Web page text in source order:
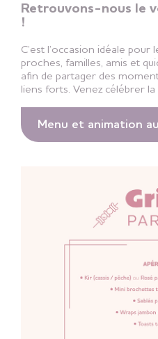
Retrouvons-nous le
!
C’est l’occasion idéale pour
proches, familles, amis et
afin de partager des
liens forts. Venez célébrer
Menu et animation